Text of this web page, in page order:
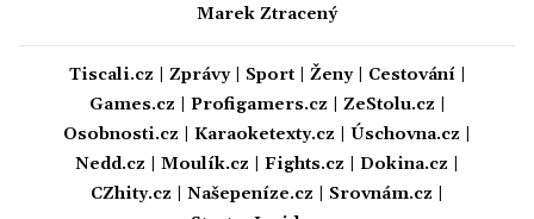
Marek Ztracený
Tiscali.cz Zprávy| Sport| Ženy| Cestování|
Games.cz
Profigamers.cz ZeStolu.cz
Osobnosti.cz
Karaoketexty.cz Úschovna.cz
Nedd.cz
Moulík.cz Fights.cz Dokina.cz
CZhity.cz
Našepeníze.cz Srovnám.cz